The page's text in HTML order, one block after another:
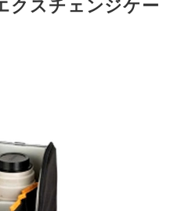
クスチェンジケー